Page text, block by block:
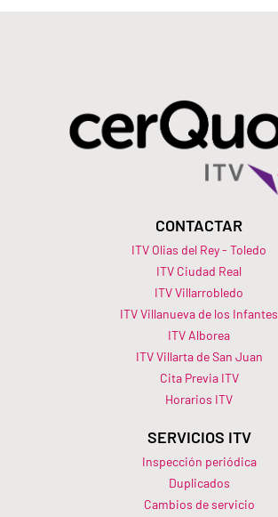
CONTACTAR
ITV Olias del Rey - Toledo
ITV Ciudad Real
ITV Villarrobledo
ITV Villanueva de los Infantes
ITV Alborea
ITV Villarta de San Juan
Cita Previa ITV
Horarios ITV​
SERVICIOS ITV
Inspección periódica
Duplicados
Cambios de servicio